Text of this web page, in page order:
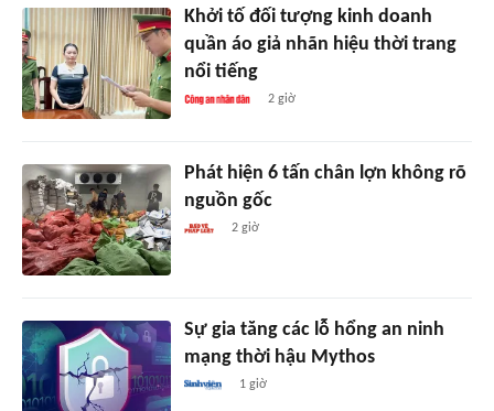
Khởi tố đối tượng kinh doanh
quần áo giả nhãn hiệu thời trang
nổi tiếng
2 giờ
Phát hiện 6 tấn chân lợn không rõ
nguồn gốc
2 giờ
Sự gia tăng các lỗ hổng an ninh
mạng thời hậu Mythos
1 giờ